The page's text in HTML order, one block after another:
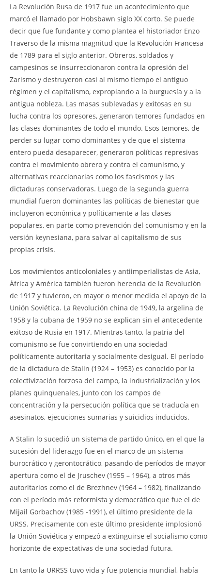
La Revolución Rusa de 1917 fue un acontecimiento que
marcó el llamado por Hobsbawn siglo XX corto. Se puede
decir que fue fundante y como plantea el historiador Enzo
Traverso de la misma magnitud que la Revolución Francesa
de 1789 para el siglo anterior. Obreros, soldados y
campesinos se insurreccionaron contra la opresión del
Zarismo y destruyeron casi al mismo tiempo el antiguo
régimen y el capitalismo, expropiando a la burguesía y a la
antigua nobleza. Las masas sublevadas y exitosas en su
lucha contra los opresores, generaron temores fundados en
las clases dominantes de todo el mundo. Esos temores, de
perder su lugar como dominantes y de que el sistema
entero pueda desaparecer, generaron políticas represivas
contra el movimiento obrero y contra el comunismo, y
alternativas reaccionarias como los fascismos y las
dictaduras conservadoras. Luego de la segunda guerra
mundial fueron dominantes las políticas de bienestar que
incluyeron económica y políticamente a las clases
populares, en parte como prevención del comunismo y en la
versión keynesiana, para salvar al capitalismo de sus
propias crisis.
Los movimientos anticoloniales y antiimperialistas de Asia,
África y América también fueron herencia de la Revolución
de 1917 y tuvieron, en mayor o menor medida el apoyo de la
Unión Soviética. La Revolución china de 1949, la argelina de
1958 y la cubana de 1959 no se explican sin el antecedente
exitoso de Rusia en 1917. Mientras tanto, la patria del
comunismo se fue convirtiendo en una sociedad
políticamente autoritaria y socialmente desigual. El período
de la dictadura de Stalin (1924 – 1953) es conocido por la
colectivización forzosa del campo, la industrialización y los
planes quinquenales, junto con los campos de
concentración y la persecución política que se traducía en
asesinatos, ejecuciones sumarias y suicidios inducidos.
A Stalin lo sucedió un sistema de partido único, en el que la
sucesión del liderazgo fue en el marco de un sistema
burocrático y gerontocrático, pasando de períodos de mayor
apertura como el de Jruschev (1955 – 1964), a otros más
autoritarios como el de Brezhnev (1964 – 1982), finalizando
con el período más reformista y democrático que fue el de
Mijail Gorbachov (1985 -1991), el último presidente de la
URSS. Precisamente con este último presidente implosionó
la Unión Soviética y empezó a extinguirse el socialismo como
horizonte de expectativas de una sociedad futura.
En tanto la URRSS tuvo vida y fue potencia mundial, había